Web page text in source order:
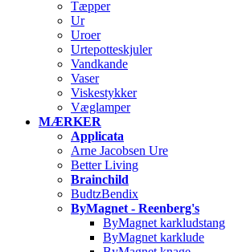
Tæpper
Ur
Uroer
Urtepotteskjuler
Vandkande
Vaser
Viskestykker
Væglamper
MÆRKER
Applicata
Arne Jacobsen Ure
Better Living
Brainchild
BudtzBendix
ByMagnet - Reenberg's
ByMagnet karkludstang
ByMagnet karklude